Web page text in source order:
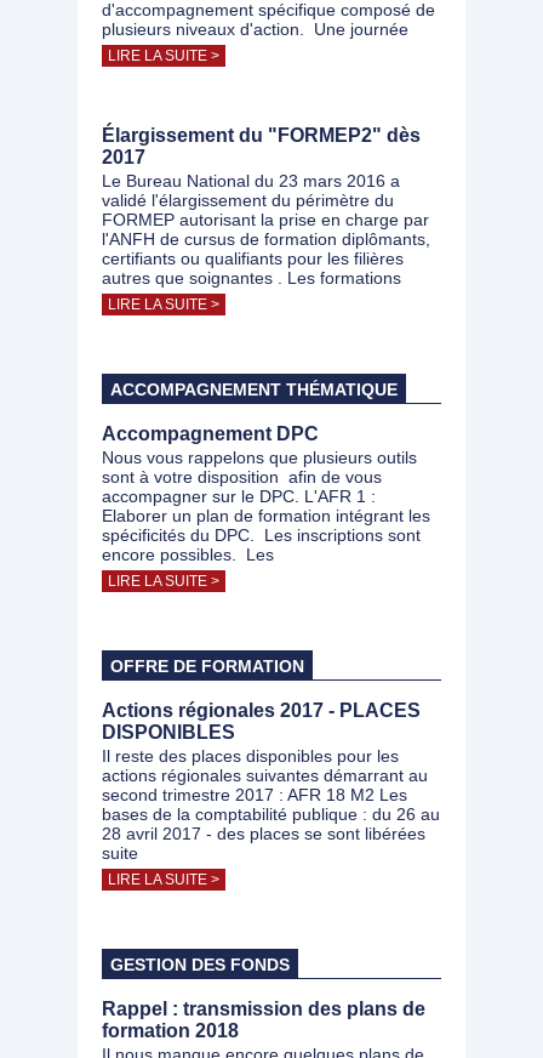
d'accompagnement spécifique composé de
plusieurs niveaux d'action. Une journée
LIRE LA SUITE >
Élargissement du "FORMEP2" dès
2017
Le Bureau National du 23 mars 2016 a
validé l'élargissement du périmètre du
FORMEP autorisant la prise en charge par
l'ANFH de cursus de formation diplômants,
certifiants ou qualifiants pour les filières
autres que soignantes . Les formations
LIRE LA SUITE >
ACCOMPAGNEMENT THÉMATIQUE
Accompagnement DPC
Nous vous rappelons que plusieurs outils
sont à votre disposition afin de vous
accompagner sur le DPC. L'AFR 1 :
Elaborer un plan de formation intégrant les
spécificités du DPC. Les inscriptions sont
encore possibles. Les
LIRE LA SUITE >
OFFRE DE FORMATION
Actions régionales 2017 - PLACES
DISPONIBLES
Il reste des places disponibles pour les
actions régionales suivantes démarrant au
second trimestre 2017 : AFR 18 M2 Les
bases de la comptabilité publique : du 26 au
28 avril 2017 - des places se sont libérées
suite
LIRE LA SUITE >
GESTION DES FONDS
Rappel : transmission des plans de
formation 2018